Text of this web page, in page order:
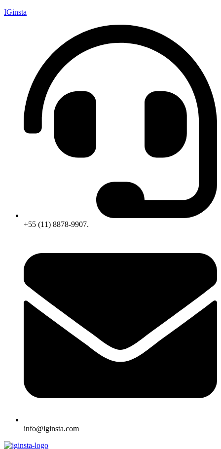
IGinsta
+55 (11) 8878-9907.
info@iginsta.com